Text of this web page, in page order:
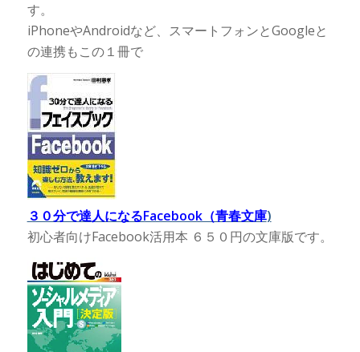
す。
iPhoneやAndroidなど、スマートフォンとGoogleと
の連携もこの１冊で
３０分で達人になるFacebook（青春文庫)
初心者向けFacebook活用本 ６５０円の文庫版です。